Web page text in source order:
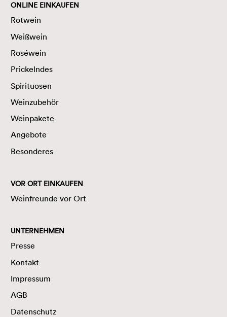
ONLINE EINKAUFEN
Rotwein
Weißwein
Roséwein
Prickelndes
Spirituosen
Weinzubehör
Weinpakete
Angebote
Besonderes
VOR ORT EINKAUFEN
Weinfreunde vor Ort
UNTERNEHMEN
Presse
Kontakt
Impressum
AGB
Datenschutz